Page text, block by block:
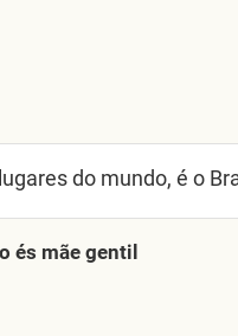
do mundo, é o
és mãe gentil